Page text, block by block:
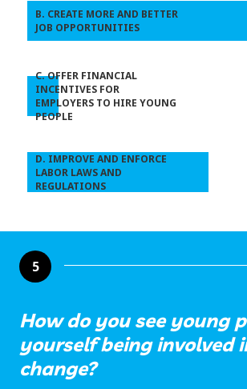
B. CREATE MORE AND BETTER
JOB OPPORTUNITIES
C. OFFER FINANCIAL
INCENTIVES FOR
EMPLOYERS TO HIRE YOUNG
PEOPLE
D. IMPROVE AND ENFORCE
LABOR LAWS AND
REGULATIONS
5
How do you see young
yourself being involved
change?